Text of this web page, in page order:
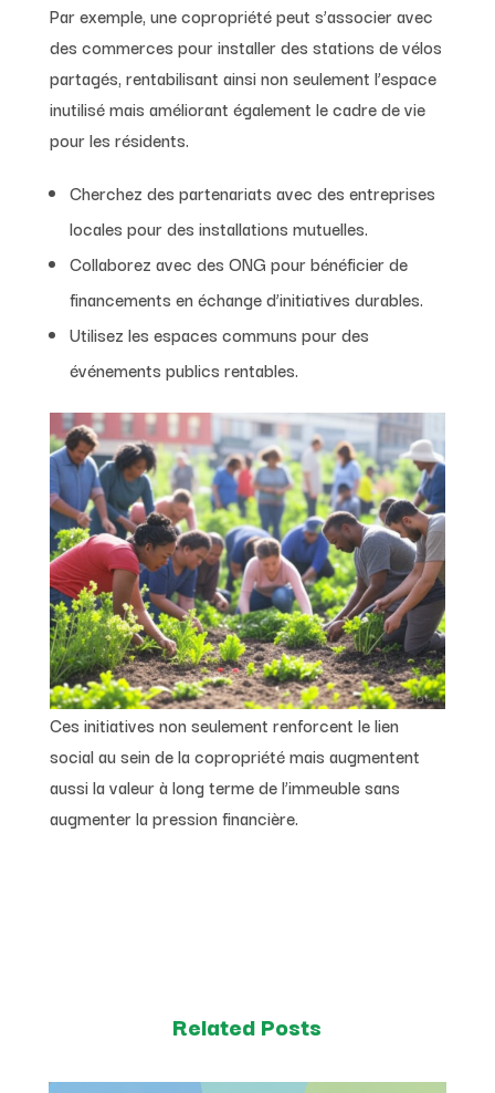
Par exemple, une copropriété peut s’associer avec
des commerces pour installer des stations de vélos
partagés, rentabilisant ainsi non seulement l’espace
inutilisé mais améliorant également le cadre de vie
pour les résidents.
Cherchez des partenariats avec des entreprises
locales pour des installations mutuelles.
Collaborez avec des ONG pour bénéficier de
financements en échange d’initiatives durables.
Utilisez les espaces communs pour des
événements publics rentables.
Ces initiatives non seulement renforcent le lien
social au sein de la copropriété mais augmentent
aussi la valeur à long terme de l’immeuble sans
augmenter la pression financière.
Related Posts